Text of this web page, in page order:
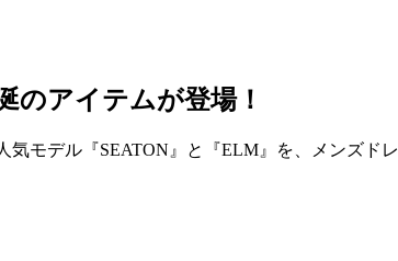
のアイテムが登場！
モデル『SEATON』と『ELM』を、メンズド